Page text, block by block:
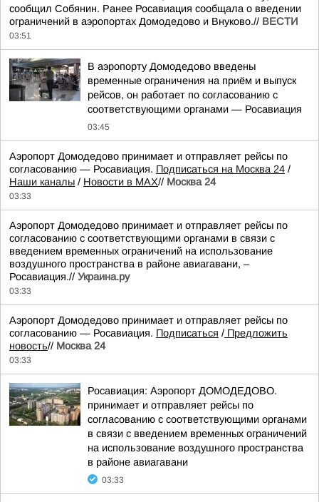
сообщил Собянин. Ранее Росавиация сообщала о введении
ограничений в аэропортах Домодедово и Внуково.// ВЕСТИ
03:51
В аэропорту Домодедово введены
временные ограничения на приём и выпуск
рейсов, он работает по согласованию с
соответствующими органами — Росавиация
03:45
Аэропорт Домодедово принимает и отправляет рейсы по
согласованию — Росавиация. Подписаться на Москва 24 /
Наши каналы / Новости в MAX// Москва 24
03:33
Аэропорт Домодедово принимает и отправляет рейсы по
согласованию с соответствующими органами в связи с
введением временных ограничений на использование
воздушного пространства в районе авиагавани, –
Росавиация.// Украина.ру
03:33
Аэропорт Домодедово принимает и отправляет рейсы по
согласованию — Росавиация. Подписаться / Предложить
новость// Москва 24
03:33
Росавиация: Аэропорт ДОМОДЕДОВО.
принимает и отправляет рейсы по
согласованию с соответствующими органами
в связи с введением временных ограничений
на использование воздушного пространства
в районе авиагавани
03:33